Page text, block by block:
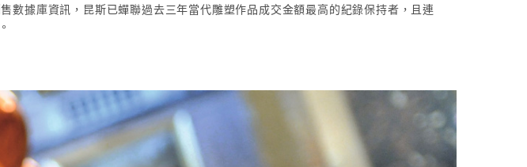
據庫資訊，昆斯已蟬聯過去三年當代雕塑作品成交金額最高的紀錄保持者，且連